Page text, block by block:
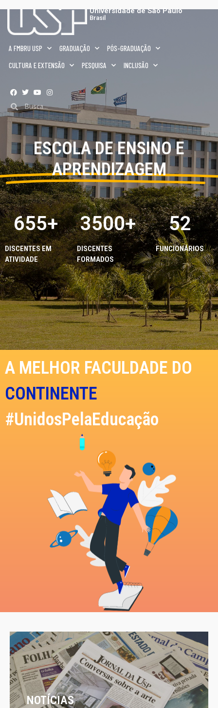
Universidade de São Paulo
Brasil
A FMBRU USP GRADUAÇÃO
PÓS-GRADUAÇÃO
CULTURA E EXTENSÃO
PESQUISA INCLUSÃO
ESCOLA DE ENSINO E
APRENDIZAGEM
DISCENTES EM
ATIVIDADE
655+
DISCENTES
FORMADOS
3500+
FUNCIONÁRIOS
52
A MELHOR FACULDADE DO
ESTADO
CONTINENTE
#UnidosPelaEducação
NOTÍCIAS